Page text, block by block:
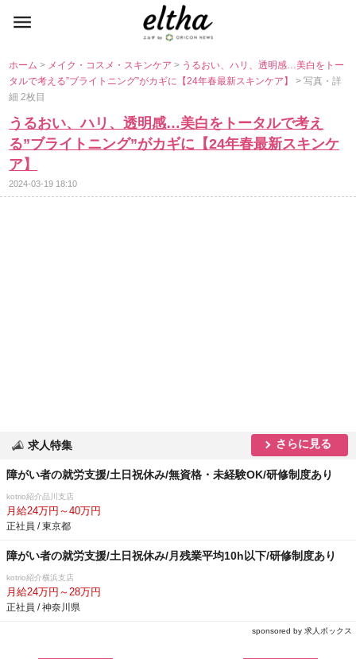
ホーム> メイク・コスメ・スキンケア> うるおい、ハリ、透明感…美白をトー
タルで考える”ブライトニング”がカギに【24年春最新スキンケア】> 写真・詳
細 2枚目
うるおい、ハリ、透明感…美白をトータルで考え
る”ブライトニング”がカギに【24年春最新スキンケ
ア】
2024-03-19 18:10
求人特集 さらに見る
障がい者の就労支援/土日祝休み/無資格・未経験OK/研修制度あり
kotrio紹介品川支店
月給24万円～40万円
正社員 / 東京都
障がい者の就労支援/土日祝休み/月残業平均10h以下/研修制度あり
kotrio紹介横浜支店
月給24万円～28万円
正社員 / 神奈川県
sponsored by 求人ボックス